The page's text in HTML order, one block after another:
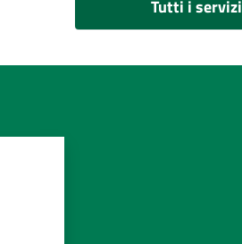
Tutti i servizi